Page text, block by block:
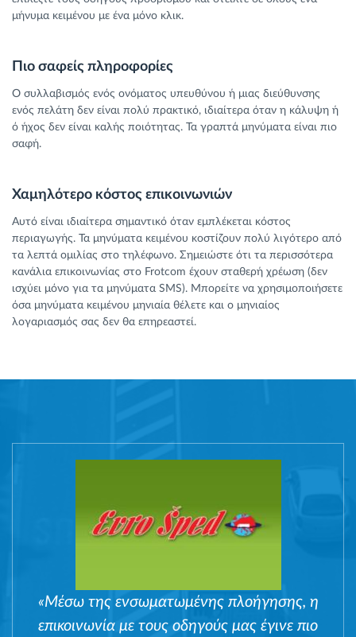
μήνυμα κειμένου με ένα μόνο κλικ.
Πιο σαφείς πληροφορίες
Ο συλλαβισμός ενός ονόματος υπευθύνου ή μιας διεύθυνσης
ενός πελάτη δεν είναι πολύ πρακτικό, ιδιαίτερα όταν η κάλυψη ή
ό ήχος δεν είναι καλής ποιότητας. Τα γραπτά μηνύματα είναι πιο
σαφή.
Χαμηλότερο κόστος επικοινωνιών
Αυτό είναι ιδιαίτερα σημαντικό όταν εμπλέκεται κόστος
περιαγωγής. Τα μηνύματα κειμένου κοστίζουν πολύ λιγότερο από
τα λεπτά ομιλίας στο τηλέφωνο. Σημειώστε ότι τα περισσότερα
κανάλια επικοινωνίας στο Frotcom έχουν σταθερή χρέωση (δεν
ισχύει μόνο για τα μηνύματα SMS). Μπορείτε να χρησιμοποιήσετε
όσα μηνύματα κειμένου μηνιαία θέλετε και ο μηνιαίος
λογαριασμός σας δεν θα επηρεαστεί.
«Μέσω της ενσωματωμένης πλοήγησης, η
επικοινωνία με τους οδηγούς μας έγινε πιο